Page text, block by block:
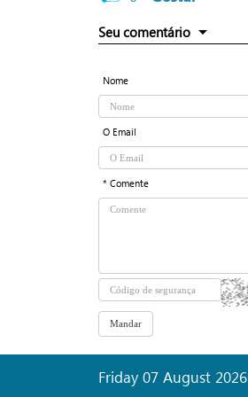
Seu comentário
Nome
O Email
* Comente
Friday 07 August 2026